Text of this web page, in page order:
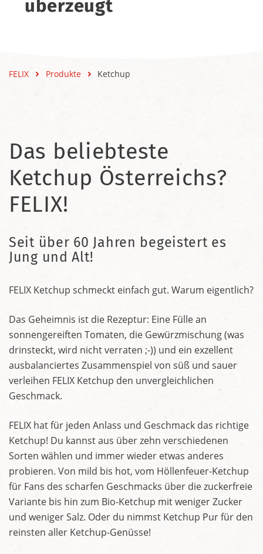
überzeugt
FELIX Produkte Ketchup
Das beliebteste
Ketchup Österreichs?
FELIX!
Seit über 60 Jahren begeistert es
Jung und Alt!
FELIX Ketchup schmeckt einfach gut. Warum eigentlich?
Das Geheimnis ist die Rezeptur: Eine Fülle an
sonnengereiften Tomaten, die Gewürzmischung (was
drinsteckt, wird nicht verraten ;-)) und ein exzellent
ausbalanciertes Zusammenspiel von süß und sauer
verleihen FELIX Ketchup den unvergleichlichen
Geschmack.
FELIX hat für jeden Anlass und Geschmack das richtige
Ketchup! Du kannst aus über zehn verschiedenen
Sorten wählen und immer wieder etwas anderes
probieren. Von mild bis hot, vom Höllenfeuer-Ketchup
für Fans des scharfen Geschmacks über die zuckerfreie
Variante bis hin zum Bio-Ketchup mit weniger Zucker
und weniger Salz. Oder du nimmst Ketchup Pur für den
reinsten aller Ketchup-Genüsse!